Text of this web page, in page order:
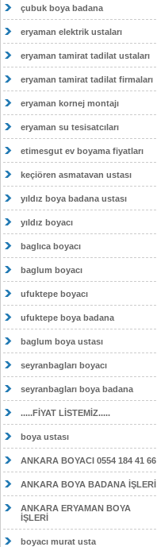
çubuk boya badana
eryaman elektrik ustaları
eryaman tamirat tadilat ustaları
eryaman tamirat tadilat firmaları
eryaman kornej montajı
eryaman su tesisatcıları
etimesgut ev boyama fiyatları
keçiören asmatavan ustası
yıldız boya badana ustası
yıldız boyacı
baglıca boyacı
baglum boyacı
ufuktepe boyacı
ufuktepe boya badana
baglum boya ustası
seyranbagları boyacı
seyranbagları boya badana
.....FİYAT LİSTEMİZ.....
boya ustası
ANKARA BOYACI 0554 184 41 66
ANKARA BOYA BADANA İŞLERİ
ANKARA ERYAMAN BOYA
İŞLERİ
boyacı murat usta